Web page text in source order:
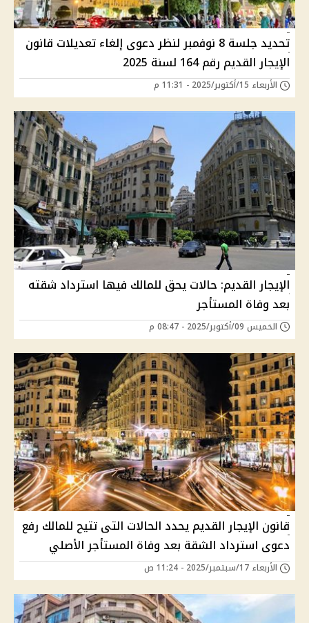
تحديد جلسة 8 نوفمبر لنظر دعوى إلغاء تعديلات قانون
الإيجار القديم رقم 164 لسنة 2025
الأربعاء 15/أكتوبر/2025 - 11:31 م
الإيجار القديم: حالات يحق للمالك فيها استرداد شقته
بعد وفاة المستأجر
الخميس 09/أكتوبر/2025 - 08:47 م
قانون الإيجار القديم يحدد الحالات التى تتيح للمالك رفع
دعوى استرداد الشقة بعد وفاة المستأجر الأصلي
الأربعاء 17/سبتمبر/2025 - 11:24 ص